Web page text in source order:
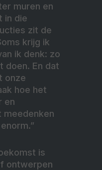
muren en
in die
zit de
krijg ik
ik denk: zo
doen. En dat
onze
hoe het
en
meedenken
is
ontwerpen